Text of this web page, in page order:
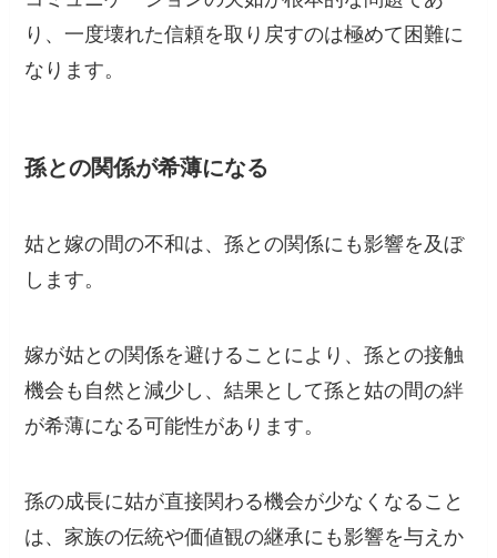
り、一度壊れた信頼を取り戻すのは極めて困難に
なります。
孫との関係が希薄になる
姑と嫁の間の不和は、孫との関係にも影響を及ぼ
します。
嫁が姑との関係を避けることにより、孫との接触
機会も自然と減少し、結果として孫と姑の間の絆
が希薄になる可能性があります。
孫の成長に姑が直接関わる機会が少なくなること
は、家族の伝統や価値観の継承にも影響を与えか